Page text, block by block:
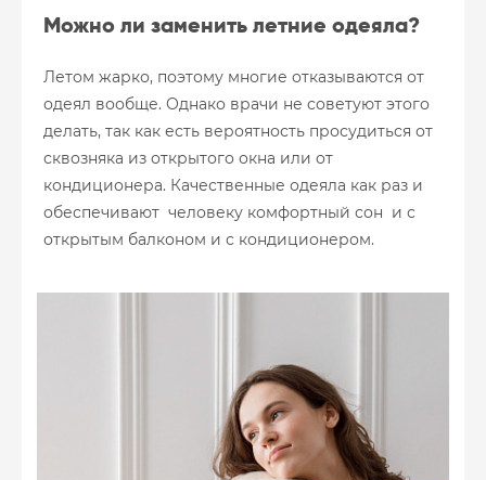
Можно ли заменить летние одеяла?
Летом жарко, поэтому многие отказываются от
одеял вообще. Однако врачи не советуют этого
делать, так как есть вероятность просудиться от
сквозняка из открытого окна или от
кондиционера. Качественные одеяла как раз и
обеспечивают человеку комфортный сон и с
открытым балконом и с кондиционером.